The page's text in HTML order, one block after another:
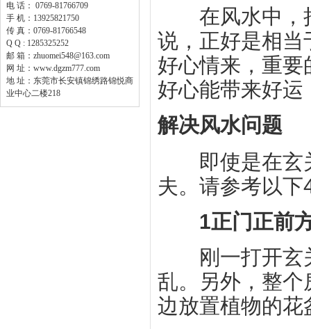
电 话： 0769-81766709
手 机：13925821750
传 真：0769-81766548
Q Q : 1285325252
邮 箱：zhuomei548@163.com
网 址：www.dgzm777.com
地 址：东莞市长安镇锦绣路锦悦商
业中心二楼218
在风水中，把
说，正好是相
好心情来，重
好心能带来好
解决风水问题
即使是在玄关
夫。请参考以下
1正门正前
刚一打开玄关
乱。另外，整个
边放置植物的花